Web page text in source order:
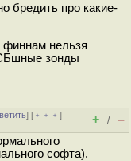
бредить про какие-
нельзя
зонды
] [ ﹢﹢﹢]
+ / –
софта).